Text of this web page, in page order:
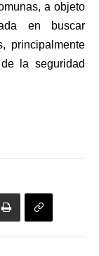
a objeto
en buscar
principalmente
la seguridad